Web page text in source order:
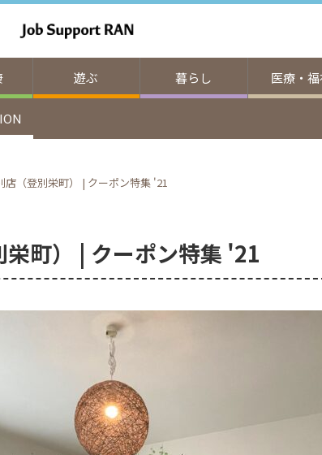
遊ぶ 暮らし 医療・
店（登別栄町） | クーポン特集 '21
町） | クーポン特集 '21